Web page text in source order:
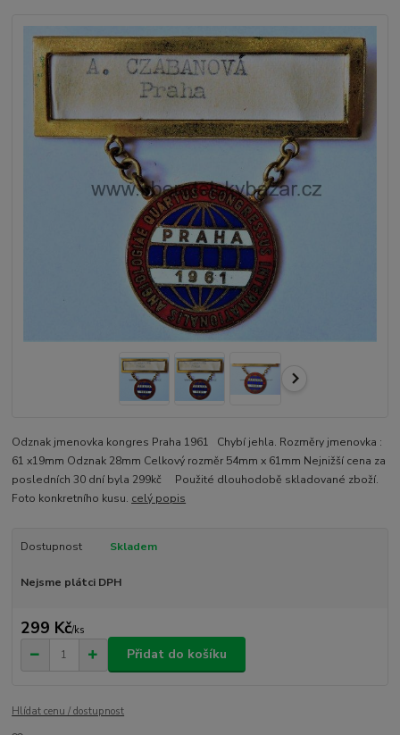
Odznak jmenovka kongres Praha 1961 Chybí jehla. Rozměry jmenovka :
61 x19mm Odznak 28mm Celkový rozměr 54mm x 61mm Nejnižší cena za
posledních 30 dní byla 299kč Použité dlouhodobě skladované zboží.
Foto konkretního kusu. celý popis
Dostupnost Skladem
Nejsme plátci DPH
299 Kč/ks
Přidat do košíku
Hlídat cenu / dostupnost